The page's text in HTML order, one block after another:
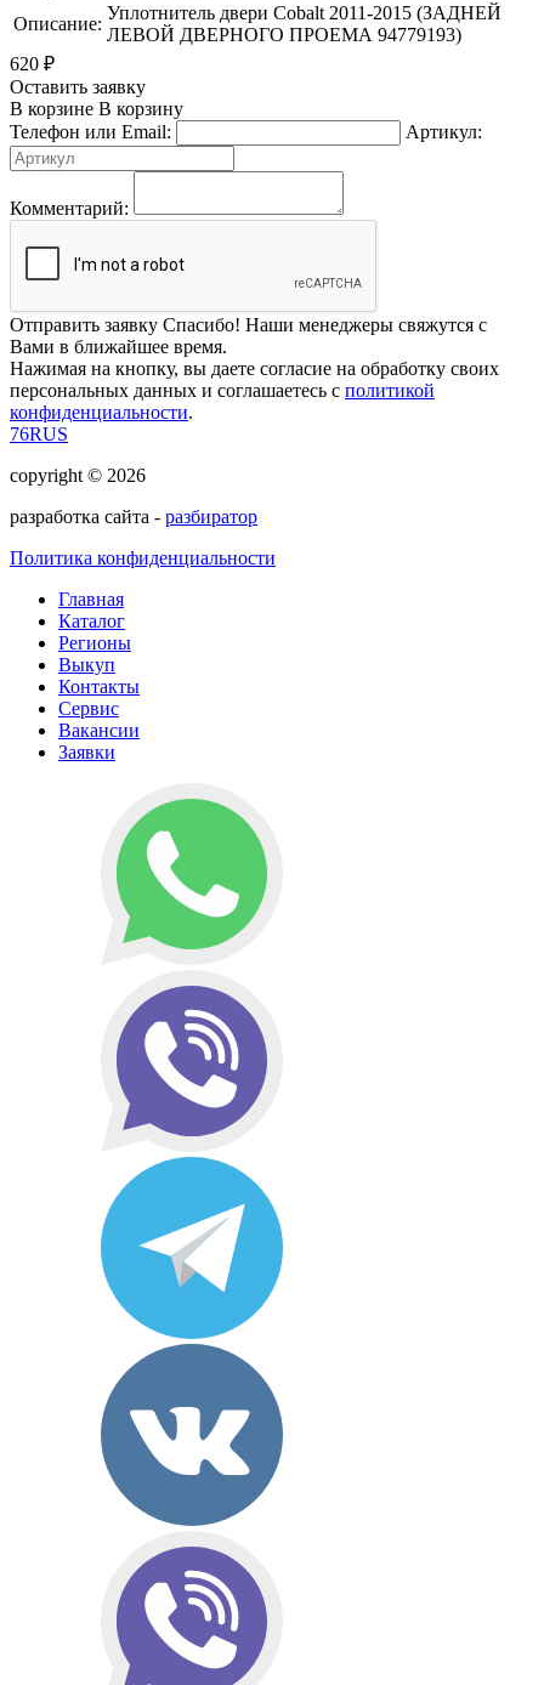
Описание:
Уплотнитель двери Cobalt 2011-2015 (ЗАДНЕЙ
ЛЕВОЙ ДВЕРНОГО ПРОЕМА 94779193)
620 ₽
Оставить заявку
В корзине В корзину
Телефон или Email:
Артикул:
Комментарий:
Отправить заявку Спасибо! Наши менеджеры свяжутся с
Вами в ближайшее время.
Нажимая на кнопку, вы даете согласие на обработку своих
персональных данных и соглашаетесь с политикой
конфиденциальности.
76RUS
copyright © 2026
разработка сайта - разбиратор
Политика конфиденциальности
Главная
Каталог
Регионы
Выкуп
Контакты
Сервис
Вакансии
Заявки